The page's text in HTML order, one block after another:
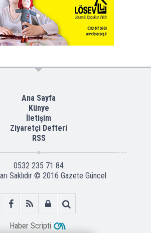
Ana Sayfa
Künye
İletişim
Ziyaretçi Defteri
RSS
0532 235 71 84
Saklıdır © 2016 Gazete Güncel
Haber Scripti